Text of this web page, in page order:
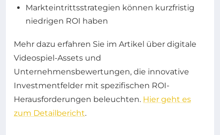
Markteintrittsstrategien können kurzfristig
niedrigen ROI haben
Mehr dazu erfahren Sie im Artikel über digitale
Videospiel-Assets und
Unternehmensbewertungen, die innovative
Investmentfelder mit spezifischen ROI-
Herausforderungen beleuchten. Hier geht es
zum Detailbericht.